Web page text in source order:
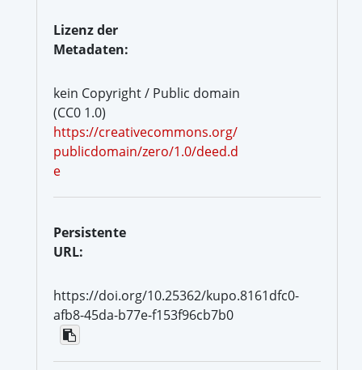
Lizenz der
Metadaten:
kein Copyright / Public domain
(CC0 1.0)
https://creativecommons.org/
publicdomain/zero/1.0/deed.d
e
Persistente
URL:
https://doi.org/10.25362/kupo.8161dfc0-
afb8-45da-b77e-f153f96cb7b0